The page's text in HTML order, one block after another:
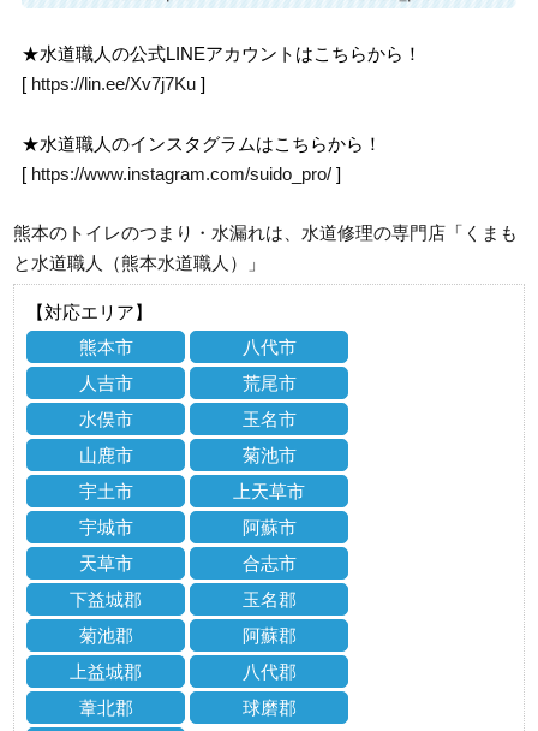
★水道職人の公式LINEアカウントはこちらから！
[ https://lin.ee/Xv7j7Ku ]
★水道職人のインスタグラムはこちらから！
[ https://www.instagram.com/suido_pro/ ]
熊本のトイレのつまり・水漏れは、水道修理の専門店「くまも
と水道職人（熊本水道職人）」
【対応エリア】
熊本市
八代市
人吉市
荒尾市
水俣市
玉名市
山鹿市
菊池市
宇土市
上天草市
宇城市
阿蘇市
天草市
合志市
下益城郡
玉名郡
菊池郡
阿蘇郡
上益城郡
八代郡
葦北郡
球磨郡